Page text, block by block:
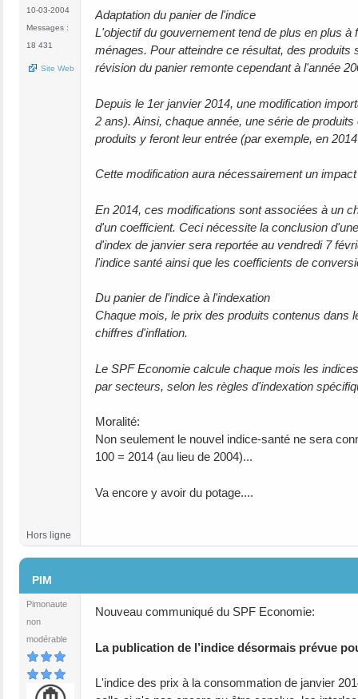
10-03-2004
Messages :
18 431
Site Web
Adaptation du panier de l'indice
L'objectif du gouvernement tend de plus en plus
ménages. Pour atteindre ce résultat, des
révision du panier remonte cependant à l'année
Depuis le 1er janvier 2014, une modification
2 ans). Ainsi, chaque année, une série de
produits y feront leur entrée (par exemple, en
Cette modification aura nécessairement un
En 2014, ces modifications sont associées à un
d'un coefficient. Ceci nécessite la conclusion
d'index de janvier sera reportée au vendredi 7
l'indice santé ainsi que les coefficients de
Du panier de l'indice à l'indexation
Chaque mois, le prix des produits contenus dans
chiffres d'inflation.
Le SPF Economie calcule chaque mois les
par secteurs, selon les règles d'indexation
Moralité:
Non seulement le nouvel indice-santé ne sera
100 = 2014 (au lieu de 2004)...
Va encore y avoir du potage....
Hors ligne
PIM
Pimonaute
non
modérable
Nouveau communiqué du SPF Economie:
La publication de l’indice désormais prévue
L'indice des prix à la consommation de janvier